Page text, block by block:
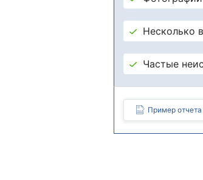
Несколько
Частые
Пример отчета